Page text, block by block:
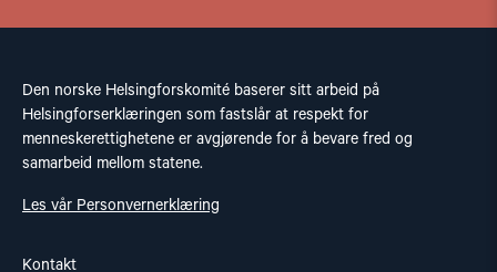
Den norske Helsingforskomité baserer sitt arbeid på
Helsingforserklæringen som fastslår at respekt for
menneskerettighetene er avgjørende for å bevare fred og
samarbeid mellom statene.
Les vår Personvernerklæring
Kontakt